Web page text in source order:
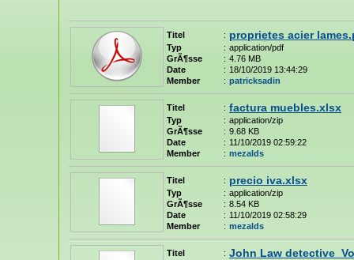
Titel : proprietes acier
Typ : application/pdf
GrÃ¶sse
: 4.76 MB
Date
: 18/10/2019 13:44:29
Member
: patricksadin
Titel : factura muebles.xlsx
Typ : application/zip
GrÃ¶sse
: 9.68 KB
Date
: 11/10/2019 02:59:22
Member
: mezalds
Titel : precio iva.xlsx
Typ : application/zip
GrÃ¶sse
: 8.54 KB
Date
: 11/10/2019 02:58:29
Member
: mezalds
Titel : John Law